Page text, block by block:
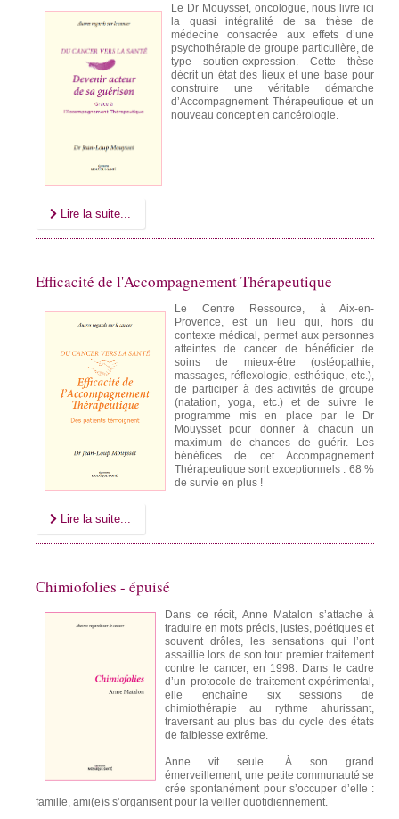
Le Dr Mouysset, oncologue, nous livre ici
la quasi intégralité de sa thèse de
médecine consacrée aux effets d’une
psychothérapie de groupe particulière, de
type soutien-expression. Cette thèse
décrit un état des lieux et une base pour
construire une véritable démarche
d’Accompagnement Thérapeutique et un
nouveau concept en cancérologie.
Lire la suite...
Efficacité de l'Accompagnement Thérapeutique
Le Centre Ressource, à Aix-en-
Provence, est un lieu qui, hors du
contexte médical, permet aux personnes
atteintes de cancer de bénéficier de
soins de mieux-être (ostéopathie,
massages, réflexologie, esthétique, etc.),
de participer à des activités de groupe
(natation, yoga, etc.) et de suivre le
programme mis en place par le Dr
Mouysset pour donner à chacun un
maximum de chances de guérir. Les
bénéfices de cet Accompagnement
Thérapeutique sont exceptionnels : 68 %
de survie en plus !
Lire la suite...
Chimiofolies - épuisé
Dans ce récit, Anne Matalon s’attache à
traduire en mots précis, justes, poétiques et
souvent drôles, les sensations qui l’ont
assaillie lors de son tout premier traitement
contre le cancer, en 1998. Dans le cadre
d’un protocole de traitement expérimental,
elle enchaîne six sessions de
chimiothérapie au rythme ahurissant,
traversant au plus bas du cycle des états
de faiblesse extrême.
Anne vit seule. À son grand
émerveillement, une petite communauté se
crée spontanément pour s’occuper d’elle :
famille, ami(e)s s’organisent pour la veiller quoti­di­en­ne­ment.